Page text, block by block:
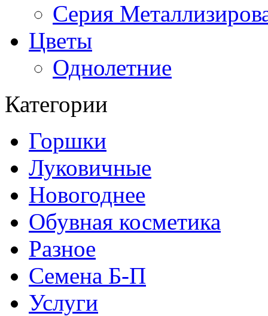
Серия
Цветы
Однолетние
Категории
Горшки
Луковичные
Новогоднее
Обувная косметика
Разное
Семена Б-П
Услуги